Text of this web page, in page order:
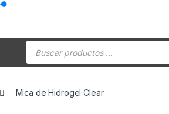
Búsqueda de productos
Mica de Hidrogel Clear